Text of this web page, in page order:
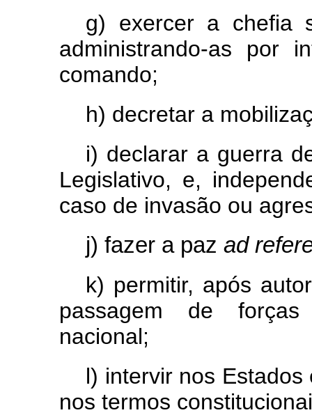
g) exercer a chefia
administrando-as por
comando;
h) decretar a
i) declarar a guerra
Legislativo, e,
caso de invasão ou
j) fazer a paz ad
k) permitir, após
passagem de
nacional;
l) intervir nos
nos termos